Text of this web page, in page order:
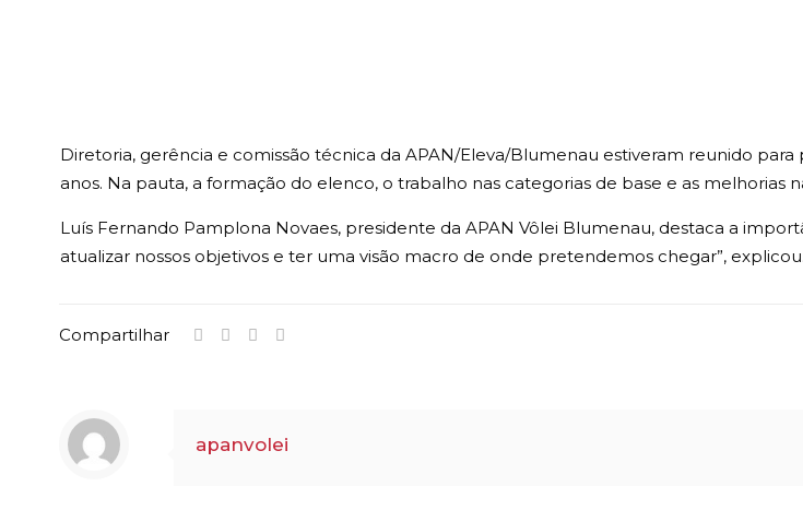
Diretoria, gerência e comissão técnica da APAN/Eleva/Blumenau estiveram reunido
anos. Na pauta, a formação do elenco, o trabalho nas categorias de base e as melhorias
Luís Fernando Pamplona Novaes, presidente da APAN Vôlei Blumenau, destaca a
atualizar nossos objetivos e ter uma visão macro de onde pretendemos chegar”, explicou.
Compartilhar
apanvolei